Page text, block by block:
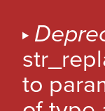
M
E
S
S
to